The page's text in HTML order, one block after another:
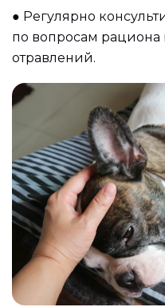
● Регулярно
по вопросам
отравлений.